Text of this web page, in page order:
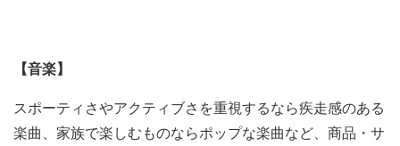
【音楽】
スポーティさやアクティブさを重視するなら疾走感のある
楽曲、家族で楽しむものならポップな楽曲など、商品・サ